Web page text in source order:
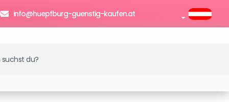
info@huepfburg-guenstig-kaufen.at